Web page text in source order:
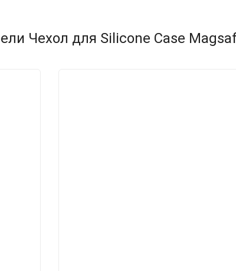
Чехол для Silicone Case